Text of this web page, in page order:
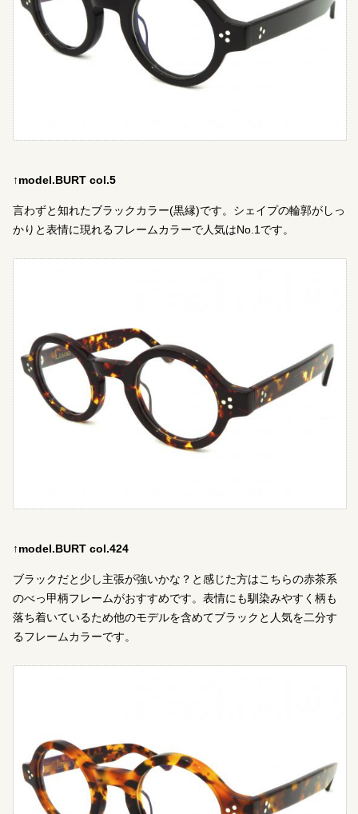
↑model.BURT col.5
言わずと知れたブラックカラー(黒縁)です。シェイプの輪郭がしっ
かりと表情に現れるフレームカラーで人気はNo.1です。
↑model.BURT col.424
ブラックだと少し主張が強いかな？と感じた方はこちらの赤茶系
のべっ甲柄フレームがおすすめです。表情にも馴染みやすく柄も
落ち着いているため他のモデルを含めてブラックと人気を二分す
るフレームカラーです。